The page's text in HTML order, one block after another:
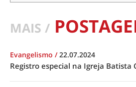
MAIS /
Evangelismo /22.07.2024
Registro especial na Igreja Batista